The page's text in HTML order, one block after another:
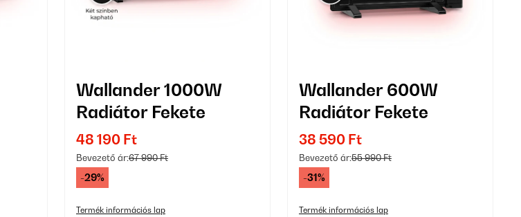
Wallander 1000W
Radiátor Fekete
48 190 Ft
Bevezető ár:67 990 Ft
-29%
Termék információs lap
Wallander 600W
Radiátor Fekete
38 590 Ft
Bevezető ár:55 990 Ft
-31%
Termék információs lap